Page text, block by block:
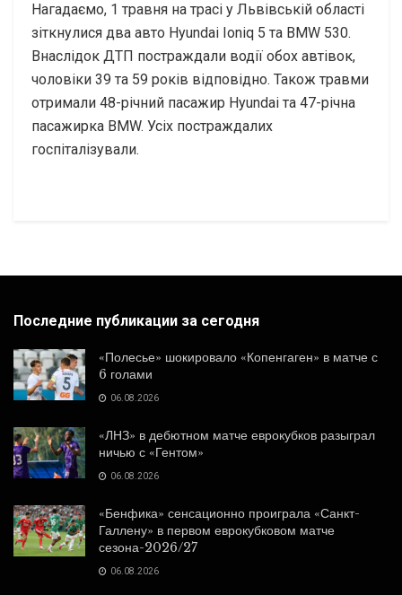
Нагадаємо, 1 травня на трасі у Львівській області
зіткнулися два авто Hyundai Ioniq 5 та BMW 530.
Внаслідок ДТП постраждали водії обох автівок,
чоловіки 39 та 59 років відповідно. Також травми
отримали 48-річний пасажир Hyundai та 47-річна
пасажирка BMW. Усіх постраждалих
госпіталізували.
Последние публикации за сегодня
«Полесье» шокировало «Копенгаген» в матче с
6 голами
06.08.2026
«ЛНЗ» в дебютном матче еврокубков разыграл
ничью с «Гентом»
06.08.2026
«Бенфика» сенсационно проиграла «Санкт-
Галлену» в первом еврокубковом матче
сезона-2026/27
06.08.2026